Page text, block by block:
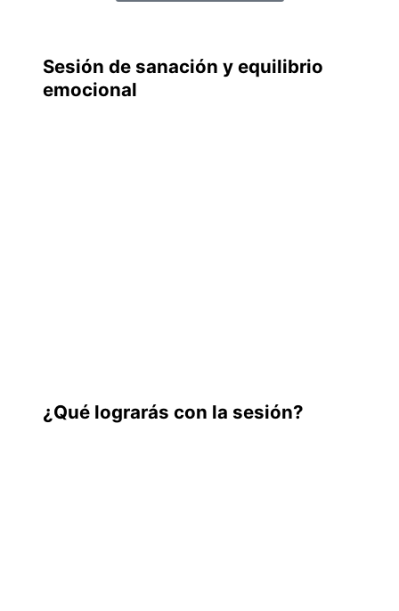
Sesión de sanación y equilibrio
emocional
¿Qué lograrás con la sesión?